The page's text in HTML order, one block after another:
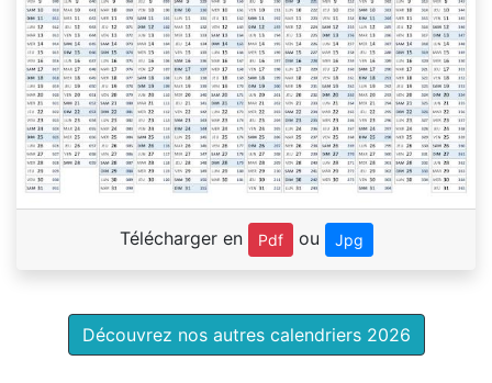
Télécharger en Pdf ou Jpg
Découvrez nos autres calendriers 2026